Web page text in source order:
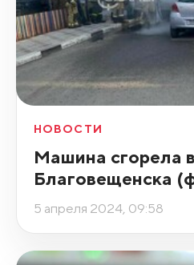
НОВОСТИ
Машина сгорела
Благовещенска
5 апреля 2024, 09:58